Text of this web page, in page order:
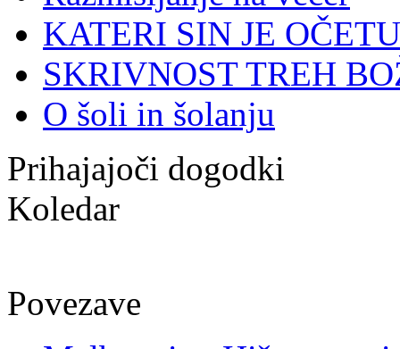
KATERI SIN JE
SKRIVNOST TREH
O šoli in šolanju
Prihajajoči dogodki
Koledar
Povezave